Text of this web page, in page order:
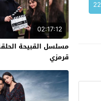
02:17:12
قرمزي